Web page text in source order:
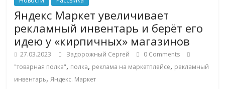
Commerce,
ритейле,
логистике,
технологиях,
соцсетях.
Нам
Яндекс Маркет увеличивает
рекламный инвентарь и берёт его
идею у «кирпичных» магазинов
27.03.2023 Задорожный Сергей
0 Comments
"товарная полка", полка, реклама на маркетплейсе, рекламный
инвентарь,Яндекс. Маркет